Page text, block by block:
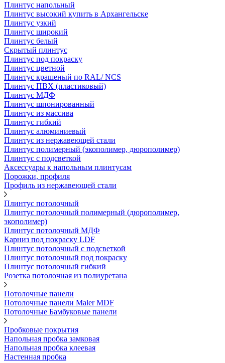
Плинтус напольный
Плинтус высокий купить в Архангельске
Плинтус узкий
Плинтус широкий
Плинтус белый
Скрытый плинтус
Плинтус под покраску
Плинтус цветной
Плинтус крашеный по RAL/ NCS
Плинтус ПВХ (пластиковый)
Плинтус МДФ
Плинтус шпонированный
Плинтус из массива
Плинтус гибкий
Плинтус алюминиевый
Плинтус из нержавеющей стали
Плинтус полимерный (экополимер, дюрополимер)
Плинтус с подсветкой
Аксессуары к напольным плинтусам
Порожки, профиля
Профиль из нержавеющей стали
Плинтус потолочный
Плинтус потолочный полимерный (дюрополимер,
экополимер)
Плинтус потолочный МДФ
Карниз под покраску LDF
Плинтус потолочный с подсветкой
Плинтус потолочный под покраску
Плинтус потолочный гибкий
Розетка потолочная из полиуретана
Потолочные панели
Потолочные панели Maler MDF
Потолочные Бамбуковые панели
Пробковые покрытия
Напольная пробка замковая
Напольная пробка клеевая
Настенная пробка